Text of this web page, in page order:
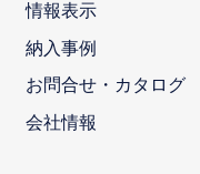
情報表示
納入事例
お問合せ・カタログ
会社情報